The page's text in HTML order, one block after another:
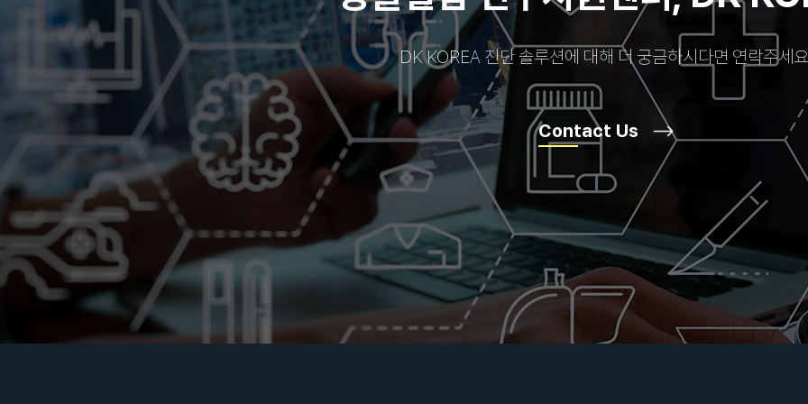
DK KOREA 진단 솔루션에 대해 더 궁금하시다면 연락주세
Contact Us